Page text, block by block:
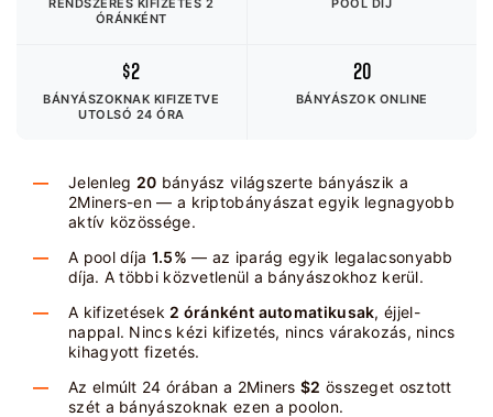
RENDSZERES KIFIZETÉS 2
ÓRÁNKÉNT
POOL DÍJ
$2
BÁNYÁSZOKNAK KIFIZETVE
UTOLSÓ 24 ÓRA
20
BÁNYÁSZOK ONLINE
Jelenleg 20 bányász világszerte bányászik a
2Miners-en — a kriptobányászat egyik legnagyobb
aktív közössége.
A pool díja 1.5% — az iparág egyik legalacsonyabb
díja. A többi közvetlenül a bányászokhoz kerül.
A kifizetések 2 óránként automatikusak, éjjel-
nappal. Nincs kézi kifizetés, nincs várakozás, nincs
kihagyott fizetés.
Az elmúlt 24 órában a 2Miners $2 összeget osztott
szét a bányászoknak ezen a poolon.